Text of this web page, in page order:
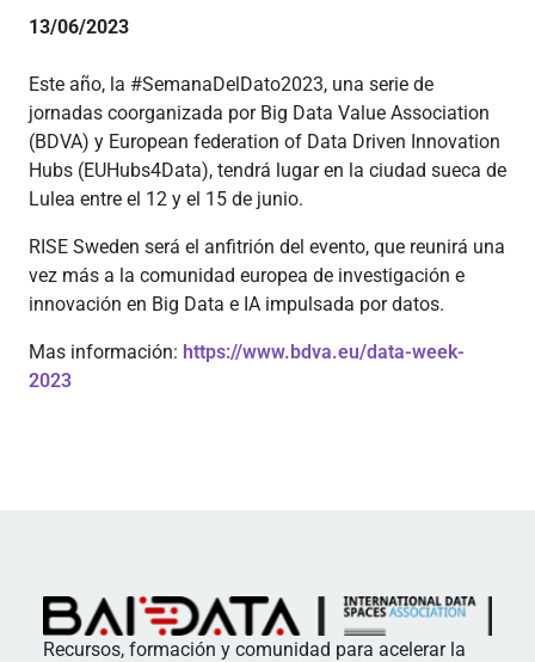
13/06/2023
Este año, la #SemanaDelDato2023, una serie de
jornadas coorganizada por Big Data Value Association
(BDVA) y European federation of Data Driven Innovation
Hubs (EUHubs4Data), tendrá lugar en la ciudad sueca de
Lulea entre el 12 y el 15 de junio.
RISE Sweden será el anfitrión del evento, que reunirá una
vez más a la comunidad europea de investigación e
innovación en Big Data e IA impulsada por datos.
Mas información: https://www.bdva.eu/data-week-
2023
Recursos, formación y comunidad para acelerar la